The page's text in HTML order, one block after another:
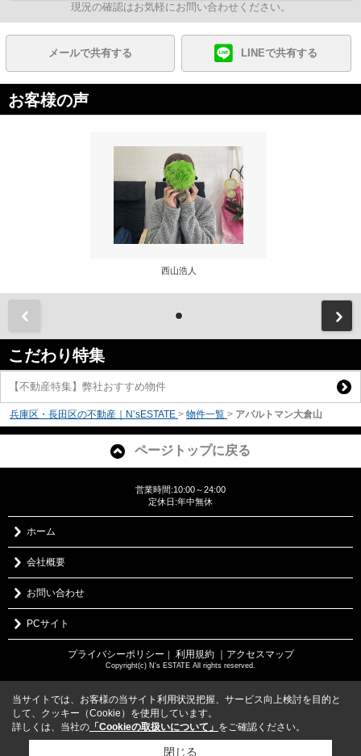
現況の確認はお気軽にお問い合わせください。
メールで共有する LINEで共有する
お客様の声
西山浩人
こだわり特集
【不動産特集】弊社おすすめ物件
兵庫区・長田区の不動産｜N’sESTATE > 物件一覧 > アパルトマン大倉山
ページトップに戻る
営業時間:10:00～24:00
定休日:年中無休
ホーム
会社概要
お問い合わせ
PCサイト
プライバシーポリシー 利用規約 ｜アクセスマップ
Copyright(c) N's ESTATE All rights reserved.
当サイトでは、お客様の当サイト利用状況把握、サービス向上検討を目的と
して、クッキー（Cookie）を使用しています。
詳しくは、当社の 「Cookieの取扱いについて」 をご確認ください。
閉じる